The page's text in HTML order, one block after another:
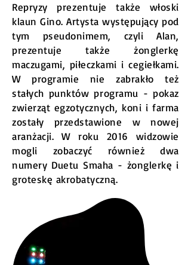
Repryzy prezentuje także włoski
klaun Gino. Artysta występujący pod
tym pseudonimem, czyli Alan,
prezentuje także żonglerkę
maczugami, piłeczkami i cegiełkami.
W programie nie zabrakło też
stałych punktów programu - pokaz
zwierząt egzotycznych, koni i farma
zostały przedstawione w nowej
aranżacji. W roku 2016 widzowie
mogli zobaczyć również dwa
numery Duetu Smaha - żonglerkę i
groteskę akrobatyczną.